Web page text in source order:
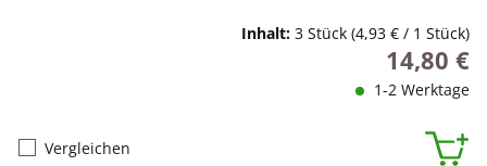
Inhalt: 3 Stück (4,93 € / 1 Stück)
Regulärer
14,80 €
1-2 Werktage
Vergleichen